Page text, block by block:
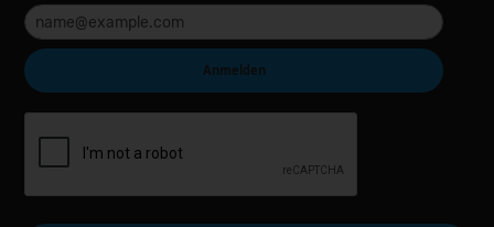
Anmelden